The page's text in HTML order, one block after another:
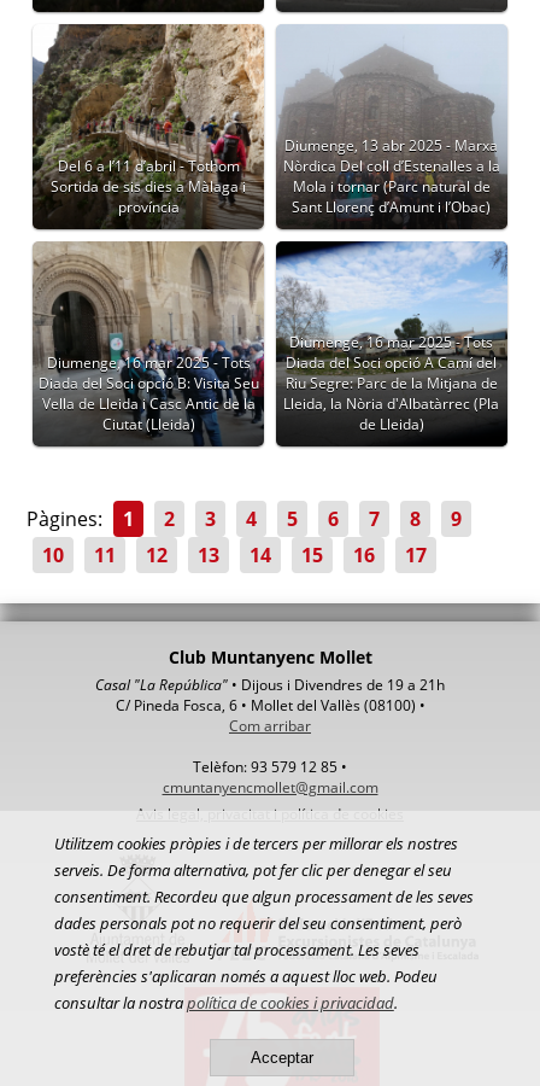
Del 6 a l’11 d’abril - Tothom
Sortida de sis dies a Màlaga i
província
Diumenge, 13 abr 2025 - Marxa
Nòrdica Del coll d’Estenalles a la
Mola i tornar (Parc natural de
Sant Llorenç d’Amunt i l’Obac)
Diumenge, 16 mar 2025 - Tots
Diada del Soci opció B: Visita Seu
Vella de Lleida i Casc Antic de la
Ciutat (Lleida)
Diumenge, 16 mar 2025 - Tots
Diada del Soci opció A Camí del
Riu Segre: Parc de la Mitjana de
Lleida, la Nòria d'Albatàrrec (Pla
de Lleida)
Pàgines: 1 2 3 4 5 6 7 8
9
10
11 12 13 14 15 16 17
Club Muntanyenc Mollet
Casal "La República" • Dijous i Divendres de 19 a 21h
C/ Pineda Fosca, 6 • Mollet del Vallès (08100) •
Com arribar
Telèfon: 93 579 12 85 •
cmuntanyencmollet@gmail.com
Avis legal, privacitat i política de cookies
Utilitzem cookies pròpies i de tercers per millorar els nostres
serveis. De forma alternativa, pot fer clic per denegar el seu
consentiment. Recordeu que algun processament de les seves
dades personals pot no requerir del seu consentiment, però
vostè té el dret de rebutjar tal processament. Les seves
preferències s'aplicaran només a aquest lloc web. Podeu
consultar la nostrapolítica de cookies i privacidad.
Acceptar